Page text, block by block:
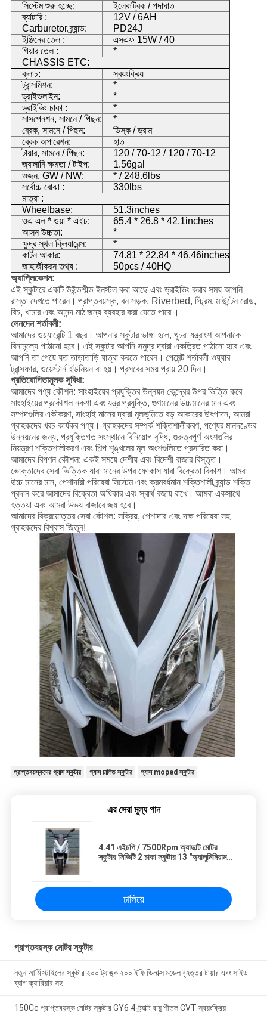
সিস্টেম শুরু হচ্ছে:
ইলেকট্রিক / পদাঘাত
ব্যাটারি :
12V / 6AH
Carburetor ব্র্যান্ড:
PD24J
ইঞ্জিনের তেল :
এসএফ 15W / 40
গিয়ার তেল :
*
CHASSIS ETC:
ক্লাচ:
স্বয়ংক্রিয়
ট্রান্সমিশন:
*
ড্রাইভলাইন:
*
ড্রাইভিং চাকা :
*
সাসপেনশন, সামনে / পিছন:
*
ব্রেক, সামনে / পিছন:
ডিস্ক / ড্রাম
ব্রেক অপারেশন:
হাত
টায়ার, সামনে / পিছন:
120 / 70-12 / 120 / 70-12
জ্বালানি ক্ষমতা / টাইপ:
1.56gal
ওজন, GW / NW:
* / 248.6lbs
সর্বোচ্চ বোঝা :
330lbs
মাত্রা :
Wheelbase:
51.3inches
ওএ এল * ওয়া * এইচ:
65.4 * 26.8 * 42.1inches
আসন উচ্চতা:
*
ক্ষুদ্র স্থল ক্লিয়ারেন্স:
*
কার্টন আকার:
74.81 * 22.84 * 46.46inches
জাহাজীকরন তথ্য :
50pcs / 40HQ
অ্যাপ্লিকেশন:
এই স্কুটারে একটি উইন্ডশীল্ড ইনস্টল করা আছে এবং ড্রাইভিং করার সময় আপনি
রাস্তা দেখতে পারেন। প্রাপ্তবয়স্ক, বন সড়ক, Riverbed, স্ট্রিম, মাউন্টেন রোড,
বিচ, খামার এবং আনন্দ মাঠজন্য ব্যবহার করা যেতে পারে ।
লেনদেন শর্তাবলী:
আমাদের ওয়্যারেন্টি 1 বছর। আপনার স্কুটার ভাঙ্গা হলে, খুচরা যন্ত্রাংশ আপনাকে
বিনামূল্যে পাঠানো হবে। এই স্কুটার আপনি সমুদ্র দ্বারা একত্রিত পাঠানো হবে এবং
আপনি তা পেয়ে যত তাড়াতাড়ি যাত্রা করতে পারেন। পেমেন্ট শর্তাবলী ওয়্যার
ট্রান্সফার, ওয়েস্টার্ন ইউনিয়ন বা হয়। প্রসবের সময় প্রায় 20 দিন।
প্রতিযোগিতামূলক সুবিধা:
আমাদের পণ্য কৌশল: সাংহাইয়ের প্রযুক্তির উন্নয়ন কেন্দ্রের উপর ভিত্তি করে
সাংহাইয়ের প্রকৌশল নকশা এবং যন্ত্র প্রযুক্তি, গুণমানের উচ্চমানের মান এবং
সম্পদগুলির একীকরণ, সাংহাই মানের দ্বারা মূলভূমিতে বড় আকারের উৎপাদন, আমরা
গ্রাহকদের খরচ কার্যকর পণ্য। গ্রাহকদের সম্পর্ক শক্তিশালীকরণ, পণ্যের মানদণ্ডের
উন্নয়নের জন্য, প্রযুক্তিগত সংস্থানে বিনিয়োগ বৃদ্ধি, গুরুত্বপূর্ণ অংশগুলির
নিয়ন্ত্রণ শক্তিশালীকরণ এবং শিল্প শৃঙ্খলের মূল অংশগুলিতে প্রসারিত করা।
আমাদের বিপণন কৌশল: একই সময়ে দেশীয় এবং বিদেশী বাজার বিস্তৃত।
ভোক্তাদের সেবা ভিত্তিক যারা মানের উপর ফোকাস যারা বিক্রেতা বিকাশ। আমরা
উচ্চ মানের মান, পেশাদারী পরিষেবা সিস্টেম এবং ক্রমবর্ধমান শক্তিশালী ব্র্যান্ড শক্তি
প্রদান করে আমাদের বিক্রেতা অধিকার এবং স্বার্থ বজায় রাখে। আমরা একসাথে
হত্তয়া এবং আমরা উভয় বাজারে জয় হবে।
আমাদের বিক্রয়োত্তর সেবা কৌশল: সক্রিয়, পেশাদার এবং দক্ষ পরিষেবা সহ
গ্রাহকদের বিশ্বাস জিতুন!
প্রাপ্তবয়স্কদের গ্যাস স্কুটার গ্যাস চালিত স্কুটার গ্যাস moped স্কুটার
এর সেরা মূল্য পান
4.41 এইচপি / 7500Rpm অ্যাডাল্ট মোটর
স্কুটার সিভিটি 2 চাকা স্কুটার 13 "অ্যালুমিনিয়াম
চালিয়ে
প্রাপ্তবয়স্ক মোটর স্কুটার
নতুন আর্মি স্টাইলের স্কুটার ২০০ ট্যাঙ্ক ২০০ ইফি ডিলাক্স মডেল বৃহত্তর টায়ার এবং সাইড
ব্যাগ ক্যারিয়ার সহ
150Cc প্রাপ্তবয়স্ক মোটর স্কুটার GY6 4-ট্র্যাক্ট বায়ু শীতল CVT স্বয়ংক্রিয়